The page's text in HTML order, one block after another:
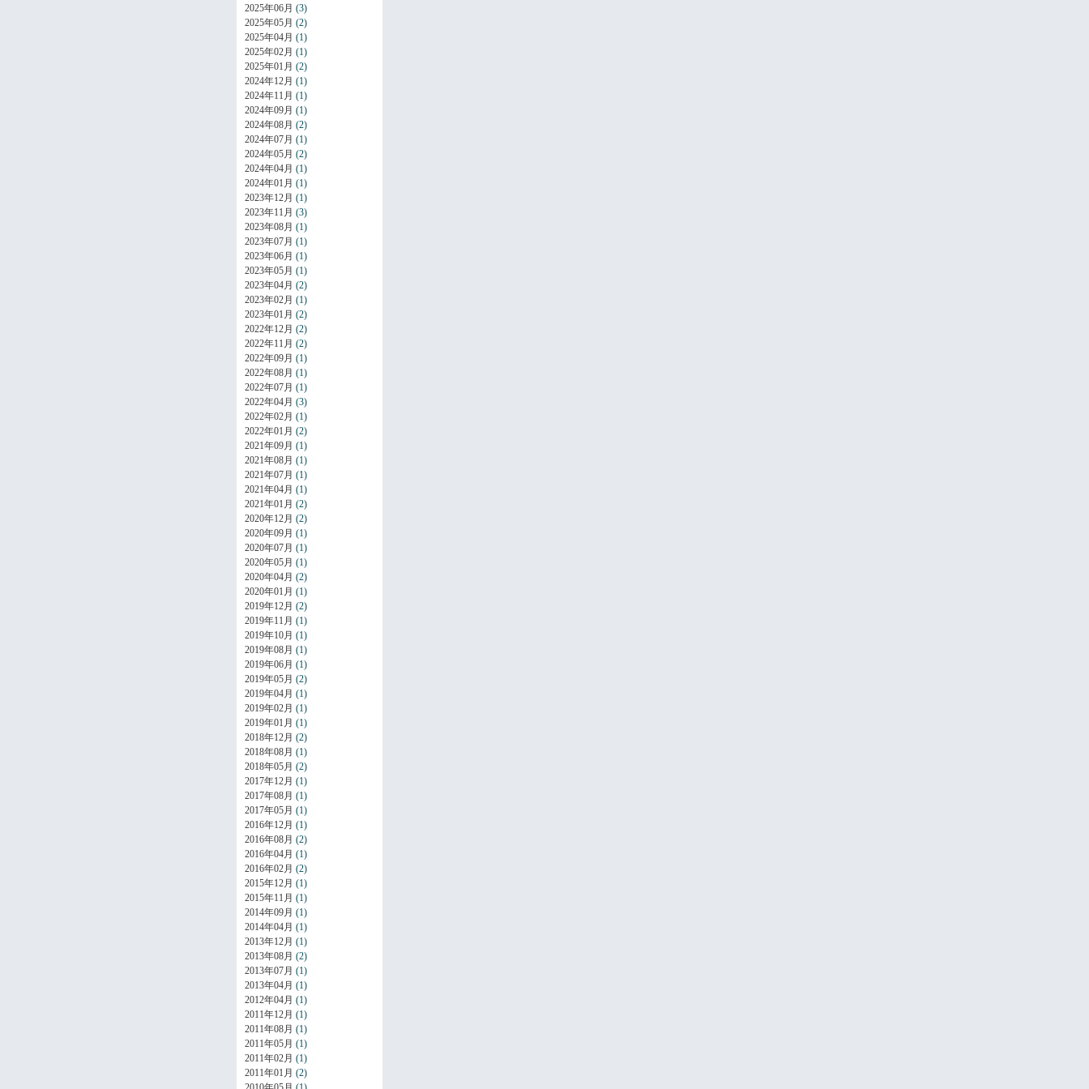
2025年06月 (3)
2025年05月 (2)
2025年04月 (1)
2025年02月 (1)
2025年01月 (2)
2024年12月 (1)
2024年11月 (1)
2024年09月 (1)
2024年08月 (2)
2024年07月 (1)
2024年05月 (2)
2024年04月 (1)
2024年01月 (1)
2023年12月 (1)
2023年11月 (3)
2023年08月 (1)
2023年07月 (1)
2023年06月 (1)
2023年05月 (1)
2023年04月 (2)
2023年02月 (1)
2023年01月 (2)
2022年12月 (2)
2022年11月 (2)
2022年09月 (1)
2022年08月 (1)
2022年07月 (1)
2022年04月 (3)
2022年02月 (1)
2022年01月 (2)
2021年09月 (1)
2021年08月 (1)
2021年07月 (1)
2021年04月 (1)
2021年01月 (2)
2020年12月 (2)
2020年09月 (1)
2020年07月 (1)
2020年05月 (1)
2020年04月 (2)
2020年01月 (1)
2019年12月 (2)
2019年11月 (1)
2019年10月 (1)
2019年08月 (1)
2019年06月 (1)
2019年05月 (2)
2019年04月 (1)
2019年02月 (1)
2019年01月 (1)
2018年12月 (2)
2018年08月 (1)
2018年05月 (2)
2017年12月 (1)
2017年08月 (1)
2017年05月 (1)
2016年12月 (1)
2016年08月 (2)
2016年04月 (1)
2016年02月 (2)
2015年12月 (1)
2015年11月 (1)
2014年09月 (1)
2014年04月 (1)
2013年12月 (1)
2013年08月 (2)
2013年07月 (1)
2013年04月 (1)
2012年04月 (1)
2011年12月 (1)
2011年08月 (1)
2011年05月 (1)
2011年02月 (1)
2011年01月 (2)